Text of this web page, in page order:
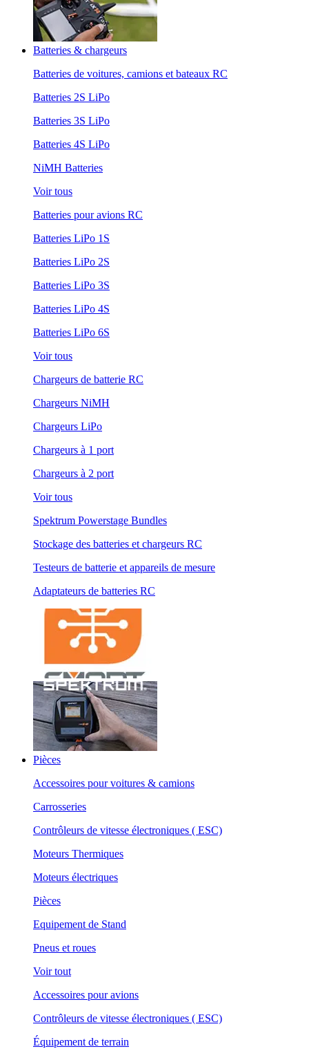
Batteries & chargeurs
Batteries de voitures, camions et bateaux RC
Batteries 2S LiPo
Batteries 3S LiPo
Batteries 4S LiPo
NiMH Batteries
Voir tous
Batteries pour avions RC
Batteries LiPo 1S
Batteries LiPo 2S
Batteries LiPo 3S
Batteries LiPo 4S
Batteries LiPo 6S
Voir tous
Chargeurs de batterie RC
Chargeurs NiMH
Chargeurs LiPo
Chargeurs à 1 port
Chargeurs à 2 port
Voir tous
Spektrum Powerstage Bundles
Stockage des batteries et chargeurs RC
Testeurs de batterie et appareils de mesure
Adaptateurs de batteries RC
Pièces
Accessoires pour voitures & camions
Carrosseries
Contrôleurs de vitesse électroniques ( ESC)
Moteurs Thermiques
Moteurs électriques
Pièces
Equipement de Stand
Pneus et roues
Voir tout
Accessoires pour avions
Contrôleurs de vitesse électroniques ( ESC)
Équipement de terrain